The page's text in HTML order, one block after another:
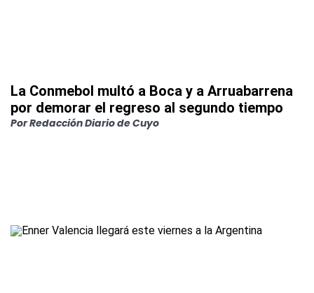
La Conmebol multó a Boca y a Arruabarrena
por demorar el regreso al segundo tiempo
PorRedacción Diario de Cuyo